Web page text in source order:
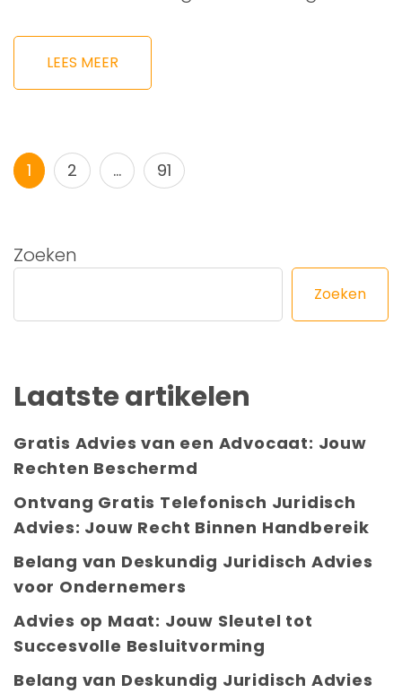
LEES MEER
Berichtnavigatie
Pagina
1 Pagina
2 … Pagina
91
Zoeken
Zoeken
Laatste artikelen
Gratis Advies van een Advocaat: Jouw
Rechten Beschermd
Ontvang Gratis Telefonisch Juridisch
Advies: Jouw Recht Binnen Handbereik
Belang van Deskundig Juridisch Advies
voor Ondernemers
Advies op Maat: Jouw Sleutel tot
Succesvolle Besluitvorming
Belang van Deskundig Juridisch Advies